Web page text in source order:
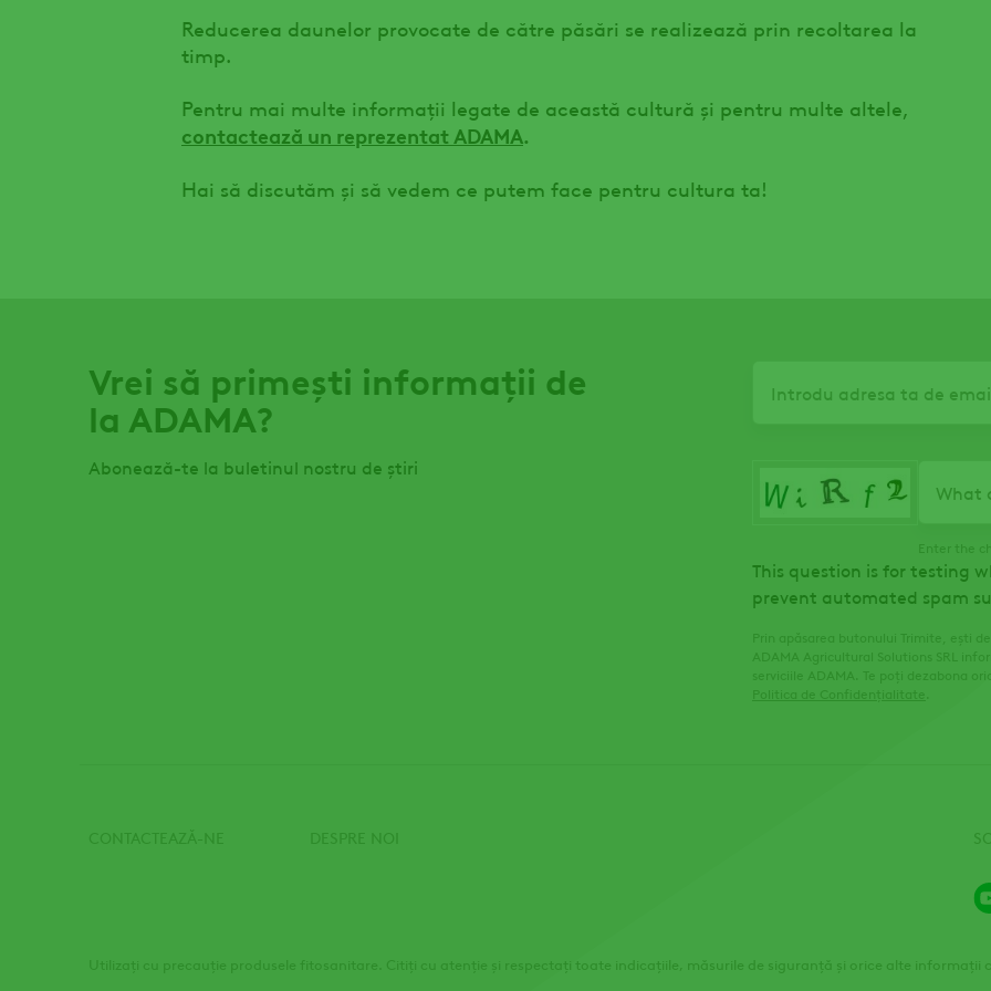
Reducerea daunelor provocate de către păsări se realizează prin recoltarea la
timp.
Pentru mai multe informații legate de această cultură și pentru multe altele,
contactează un reprezentat ADAMA.
Hai să discutăm și să vedem ce putem face pentru cultura ta!
Vrei să primești informații de
la ADAMA?
Abonează-te la buletinul nostru de știri
What
Enter the
This question is for testing
prevent automated spam
Prin apăsarea butonului Trimite, ești
ADAMA Agricultural Solutions SRL
serviciile ADAMA. Te poți dezabona
Utilizați cu precauție produsele fitosanitare. Citiți cu atenție și respectați toate indicațiile, măsurile de siguranță și orice alte informații